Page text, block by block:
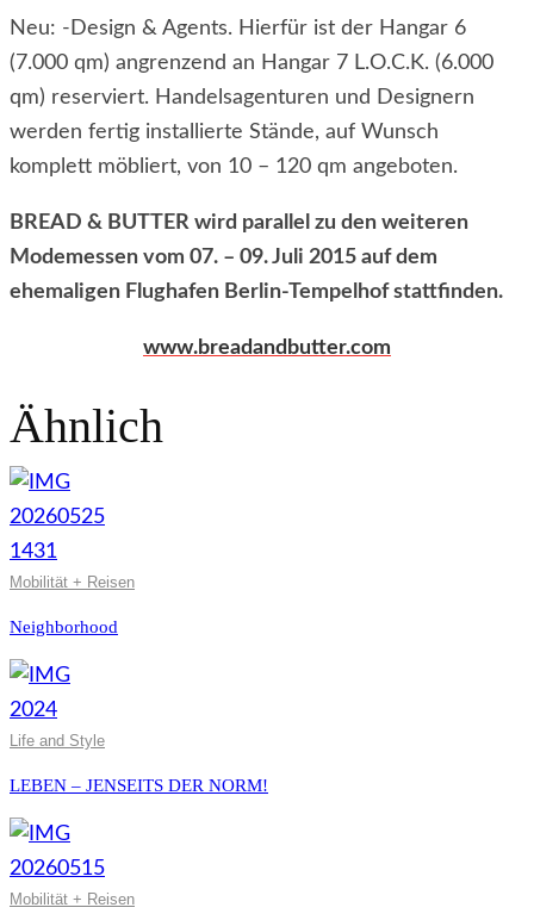
Neu: -Design & Agents. Hierfür ist der Hangar 6
(7.000 qm) angrenzend an Hangar 7 L.O.C.K. (6.000
qm) reserviert. Handelsagenturen und Designern
werden fertig installierte Stände, auf Wunsch
komplett möbliert, von 10 – 120 qm angeboten.
BREAD & BUTTER wird parallel zu den weiteren
Modemessen vom 07. – 09. Juli 2015 auf dem
ehemaligen Flughafen Berlin-Tempelhof stattfinden.
www.breadandbutter.com
Ähnlich
Mobilität + Reisen
Neighborhood
Life and Style
LEBEN – JENSEITS DER NORM!
Mobilität + Reisen